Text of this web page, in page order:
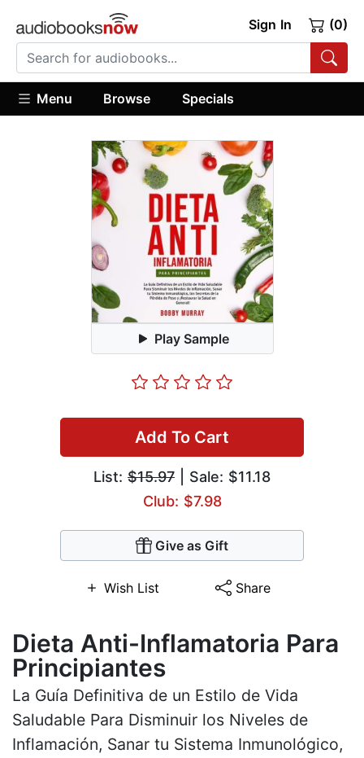
Sign In (0)
Menu Browse Specials
Play Sample
Add To Cart
List: $15.97 | Sale: $11.18
Club: $7.98
Give as Gift
Wish List Share
Dieta Anti-Inflamatoria Para
Principiantes
La Guía Definitiva de un Estilo de Vida
Saludable Para Disminuir los Niveles de
Inflamación, Sanar tu Sistema Inmunológico,